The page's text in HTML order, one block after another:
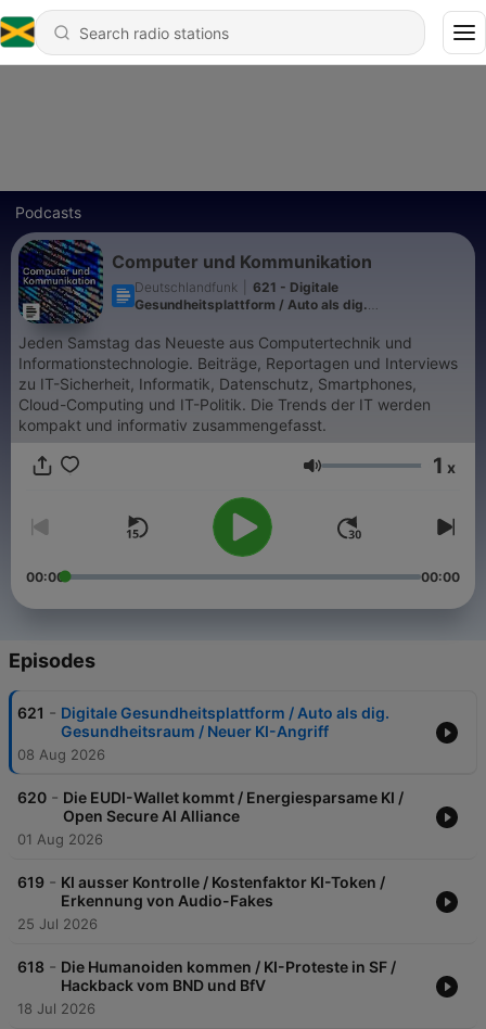
Podcasts
Computer und Kommunikation
Deutschlandfunk
621 - Digitale
Gesundheitsplattform / Auto als dig.
Jeden Samstag das Neueste aus Computertechnik und
Informationstechnologie. Beiträge, Reportagen und Interviews
zu IT-Sicherheit, Informatik, Datenschutz, Smartphones,
Cloud-Computing und IT-Politik. Die Trends der IT werden
kompakt und informativ zusammengefasst.
Volume 1 x
00:00 00:00
Episodes
621 - Digitale Gesundheitsplattform / Auto als dig.
Gesundheitsraum / Neuer KI-Angriff
08 Aug 2026
620 - Die EUDI-Wallet kommt / Energiesparsame KI /
Open Secure AI Alliance
01 Aug 2026
619 - KI ausser Kontrolle / Kostenfaktor KI-Token /
Erkennung von Audio-Fakes
25 Jul 2026
618 - Die Humanoiden kommen / KI-Proteste in SF /
Hackback vom BND und BfV
18 Jul 2026